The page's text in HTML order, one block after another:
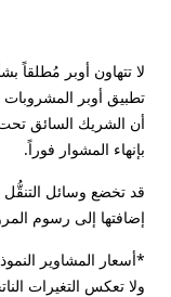
لا تتهاون أوبر مُطلقاً
تطبيق أوبر المشروبات
أن الشريك السائق تحت
بإنهاء المشوار فوراً.
قد تخضع وسائل التنقُّل
إضافتها إلى رسوم
ولا تعكس التغيرات